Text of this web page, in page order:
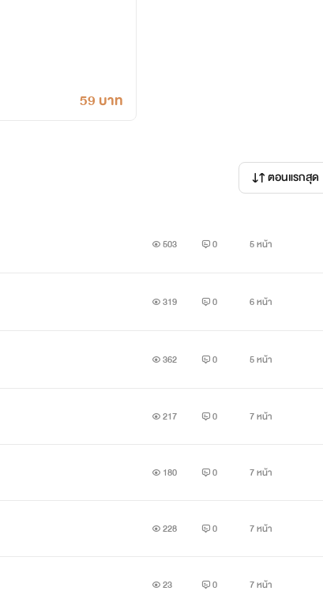
59 บาท
ตอนแรกสุด
503 0 5 หน้า
319 0 6 หน้า
362 0 5 หน้า
217 0 7 หน้า
180 0 7 หน้า
228 0 7 หน้า
23 0 7 หน้า